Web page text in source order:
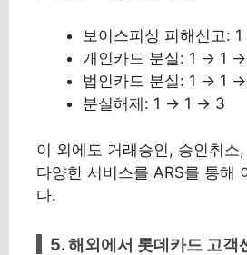
보이스피싱 피해신고:
개인카드 분실: 1 → 1 →
법인카드 분실: 1 → 1
분실해제: 1 → 1 → 3
이 외에도 거래승인, 승인취소
다양한 서비스를 ARS를 통해
다.
5. 해외에서 롯데카드 고객